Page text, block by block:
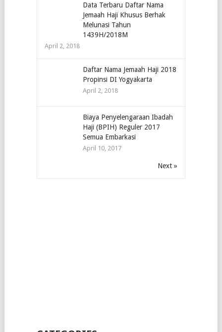
Data Terbaru Daftar Nama
Jemaah Haji Khusus Berhak
Melunasi Tahun
1439H/2018M
April 2, 2018
Daftar Nama Jemaah Haji 2018
Propinsi DI Yogyakarta
April 2, 2018
Biaya Penyelengaraan Ibadah
Haji (BPIH) Reguler 2017
Semua Embarkasi
April 10, 2017
Next »